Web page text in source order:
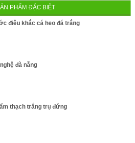
PHẨM ĐẶC BIỆT
điêu khắc cá heo đá trắng
đà nẵng
thạch trắng trụ đứng